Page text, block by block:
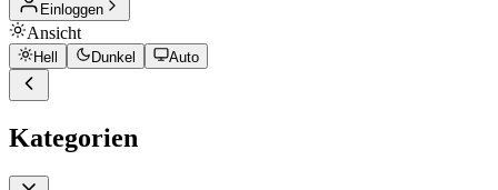
Einloggen
Ansicht
Hell Dunkel Auto
Kategorien